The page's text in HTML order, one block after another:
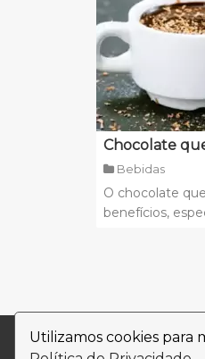
Utilizamos cookies para
Chocolate
Bebidas
O chocolate
benefícios,